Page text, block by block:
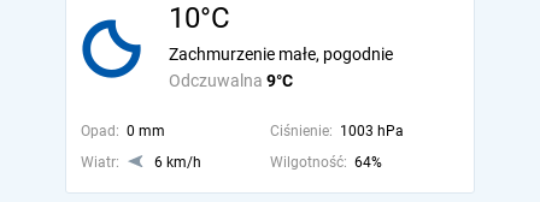
10°C
Odczuwalna 9°C
Zachmurzenie małe, pogodnie
Opad: 0 mm Ciśnienie: 1003 hPa
Wiatr:
6 km/h Wilgotność: 64%